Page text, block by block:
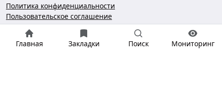
Главная Закладки Поиск Мониторинг
Политика конфиденциальности
Пользовательское соглашение
Безопасность платежей
Чат поддержки